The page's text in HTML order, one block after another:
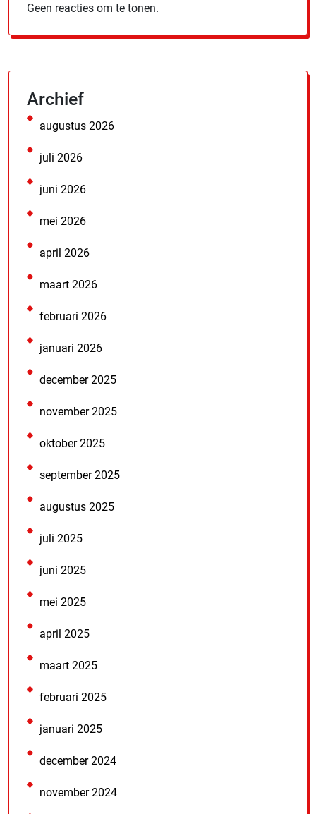
Geen reacties om te tonen.
Archief
augustus 2026
juli 2026
juni 2026
mei 2026
april 2026
maart 2026
februari 2026
januari 2026
december 2025
november 2025
oktober 2025
september 2025
augustus 2025
juli 2025
juni 2025
mei 2025
april 2025
maart 2025
februari 2025
januari 2025
december 2024
november 2024